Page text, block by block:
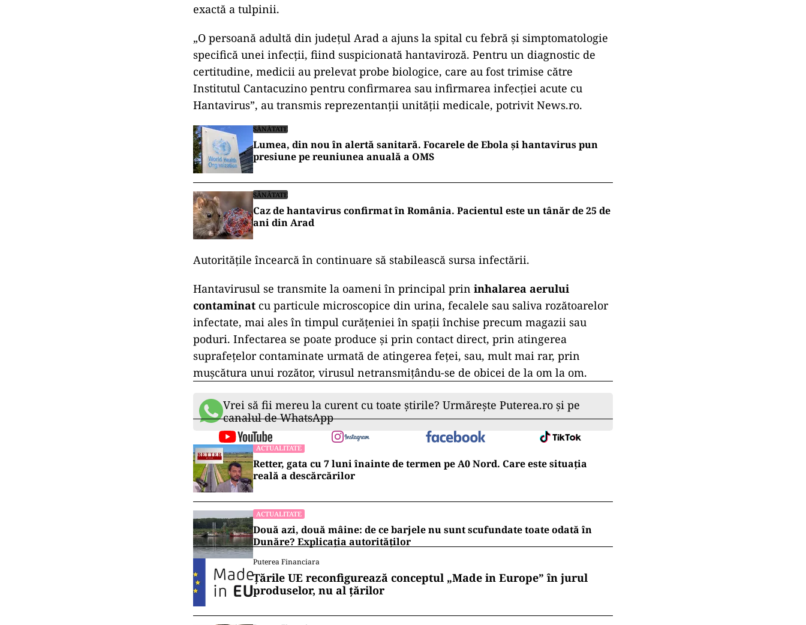
exactă a tulpinii.
„O persoană adultă din judeţul Arad a ajuns la spital cu febră şi simptomatologie
specifică unei infecţii, fiind suspicionată hantaviroză. Pentru un diagnostic de
certitudine, medicii au prelevat probe biologice, care au fost trimise către
Institutul Cantacuzino pentru confirmarea sau infirmarea infecţiei acute cu
Hantavirus”, au transmis reprezentanții unității medicale, potrivit News.ro.
SĂNĂTATE
Lumea, din nou în alertă sanitară. Focarele de Ebola și hantavirus pun
presiune pe reuniunea anuală a OMS
SĂNĂTATE
Caz de hantavirus confirmat în România. Pacientul este un tânăr de 25 de
ani din Arad
Autoritățile încearcă în continuare să stabilească sursa infectării.
Hantavirusul se transmite la oameni în principal prin inhalarea aerului
contaminat cu particule microscopice din urina, fecalele sau saliva rozătoarelor
infectate, mai ales în timpul curățeniei în spații închise precum magazii sau
poduri. Infectarea se poate produce și prin contact direct, prin atingerea
suprafețelor contaminate urmată de atingerea feței, sau, mult mai rar, prin
mușcătura unui rozător, virusul netransmițându-se de obicei de la om la om.
Vrei să fii mereu la curent cu toate știrile? Urmărește Puterea.ro și pe
canalul de WhatsApp
ACTUALITATE
Retter, gata cu 7 luni înainte de termen pe A0 Nord. Care este situația
reală a descărcărilor
ACTUALITATE
Două azi, două mâine: de ce barjele nu sunt scufundate toate odată în
Dunăre? Explicația autorităților
Puterea Financiara
Țările UE reconfigurează conceptul „Made in Europe” în jurul
produselor, nu al țărilor